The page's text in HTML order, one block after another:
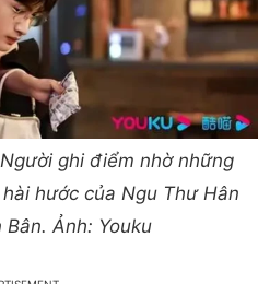
ghi điểm nhờ những
hước của Ngu Thư Hân
Bân. Ảnh: Youku